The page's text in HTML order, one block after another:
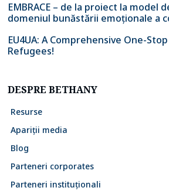
EMBRACE – de la proiect la model
domeniul bunăstării emoționale a
EU4UA: A Comprehensive One-
Refugees!
DESPRE BETHANY
Resurse
Apariții media
Blog
Parteneri corporates
Parteneri instituționali